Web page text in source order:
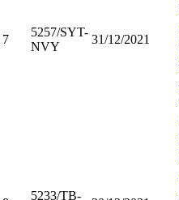
7
5257/SYT-
NVY
31/12/2021
5233/TB-